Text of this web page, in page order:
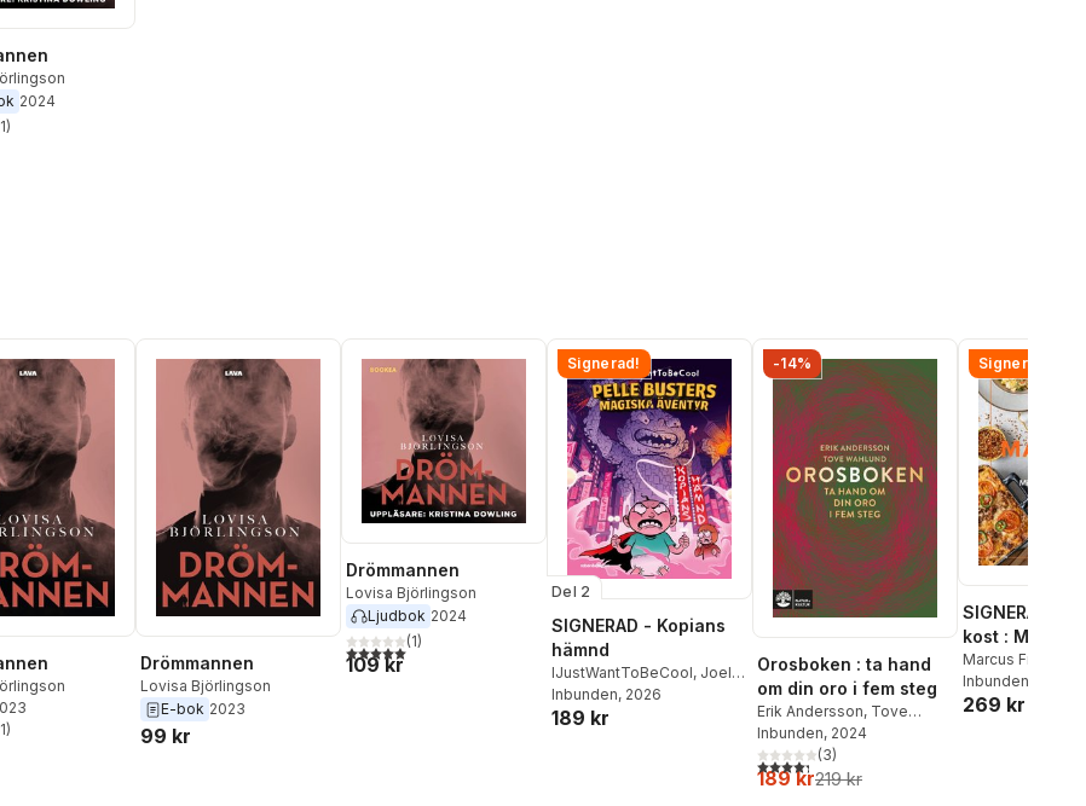
2024
Totalt antal röster:
1)
Totalt antal röster:
1)
Drömmannen
Lovisa Björlingson
E-bok 2023
99 kr
Drömmannen
Lovisa Björlingson
Ljudbok 2024
5,0utav 5 stjärnor. Totalt antal röster:
(1)
109 kr
Signerad!
Del 2
SIGNERAD - Kopians
hämnd
IJustWantToBeCool, Joel
Adolphson,Emil Ejdemo
Beer ,Victor Beer
Inbunden, 2026
189 kr
-14%
Orosboken : ta hand
om din oro i fem steg
Erik Andersson, Tove
Wahlund
Inbunden, 2024
4,3utav 5 stjärnor. Totalt antal röster:
(3)
189 kr219 kr
Signerad!
SIGNERAD -
kost :
matlådor
Marcus Frank
Inbunden
269 kr